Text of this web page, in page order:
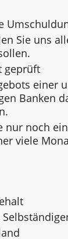
Sie uns
geprüft
einer
Banken
nur noch
viele